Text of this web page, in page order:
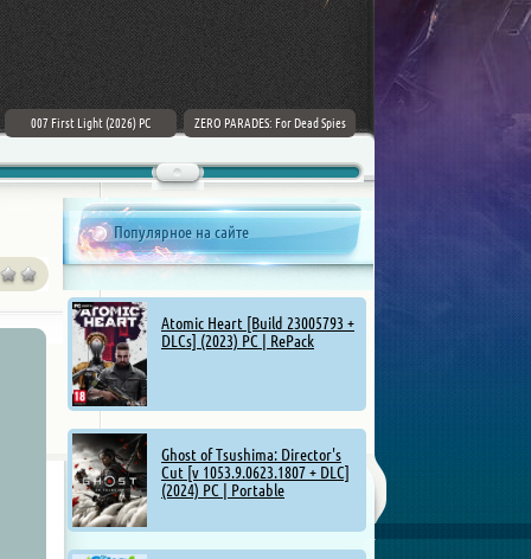
007 First Light (2026) PC
ZERO PARADES: For Dead Spies
Mount & Blade II: Bannerlord [v
Популярное на сайте
Atomic Heart [Build 23005793 +
DLCs] (2023) PC | RePack
Ghost of Tsushima: Director's
Cut [v 1053.9.0623.1807 + DLC]
(2024) PC | Portable